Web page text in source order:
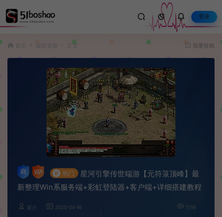
登录
端游资源 正文 我要投稿
# 热门
星河引擎传世端游【元符箓顶峰】最
新整理Win系服务端+彩虹登陆器+客户端+详细搭建教程
波少 2025-04-16 7,119